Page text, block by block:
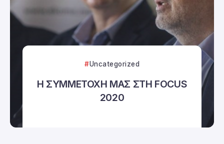
Uncategorized
Η ΣΥΜΜΕΤΟΧΗ ΜΑΣ ΣΤΗ FOCUS
2020